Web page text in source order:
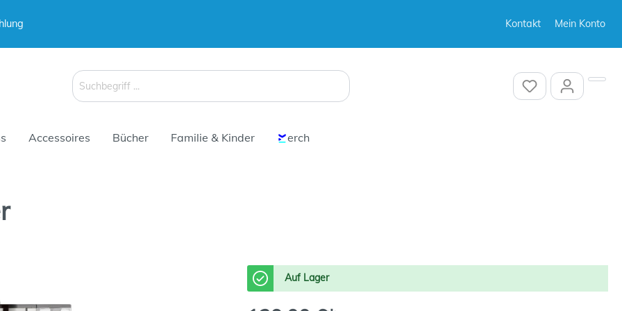
Kontakt Mein Konto
Accessoires Bücher Familie & Kinder erch
Auf Lager
Schirme